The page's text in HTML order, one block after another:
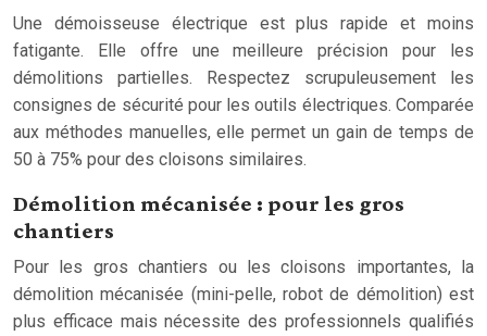
Une démoisseuse électrique est plus rapide et moins
fatigante. Elle offre une meilleure précision pour les
démolitions partielles. Respectez scrupuleusement les
consignes de sécurité pour les outils électriques. Comparée
aux méthodes manuelles, elle permet un gain de temps de
50 à 75% pour des cloisons similaires.
Démolition mécanisée : pour les gros
chantiers
Pour les gros chantiers ou les cloisons importantes, la
démolition mécanisée (mini-pelle, robot de démolition) est
plus efficace mais nécessite des professionnels qualifiés